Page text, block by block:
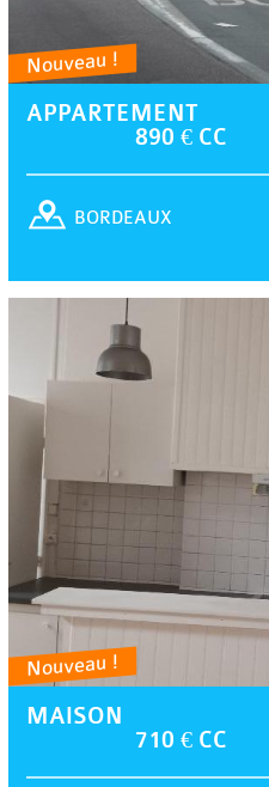
Nouveau !
APPARTEMENT
890 € CC
BORDEAUX
Nouveau !
MAISON
710 € CC